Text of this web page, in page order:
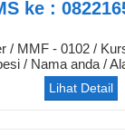
ke :
/ MMF - 0102 /
/ Nama anda /
Lihat Detail